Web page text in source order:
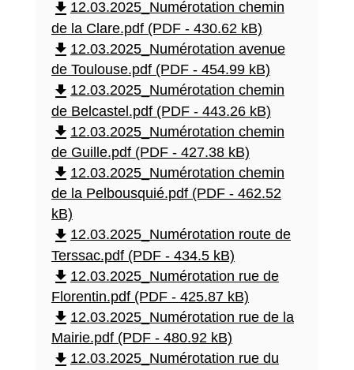
file_download 12.03.2025_Numérotation chemin
de la Clare.pdf (PDF - 430.62 kB)
file_download 12.03.2025_Numérotation avenue
de Toulouse.pdf (PDF - 454.99 kB)
file_download 12.03.2025_Numérotation chemin
de Belcastel.pdf (PDF - 443.26 kB)
file_download 12.03.2025_Numérotation chemin
de Guille.pdf (PDF - 427.38 kB)
file_download 12.03.2025_Numérotation chemin
de la Pelbousquié.pdf (PDF - 462.52
kB)
file_download 12.03.2025_Numérotation route de
Terssac.pdf (PDF - 434.5 kB)
file_download 12.03.2025_Numérotation rue de
Florentin.pdf (PDF - 425.87 kB)
file_download 12.03.2025_Numérotation rue de la
Mairie.pdf (PDF - 480.92 kB)
file_download 12.03.2025_Numérotation rue du